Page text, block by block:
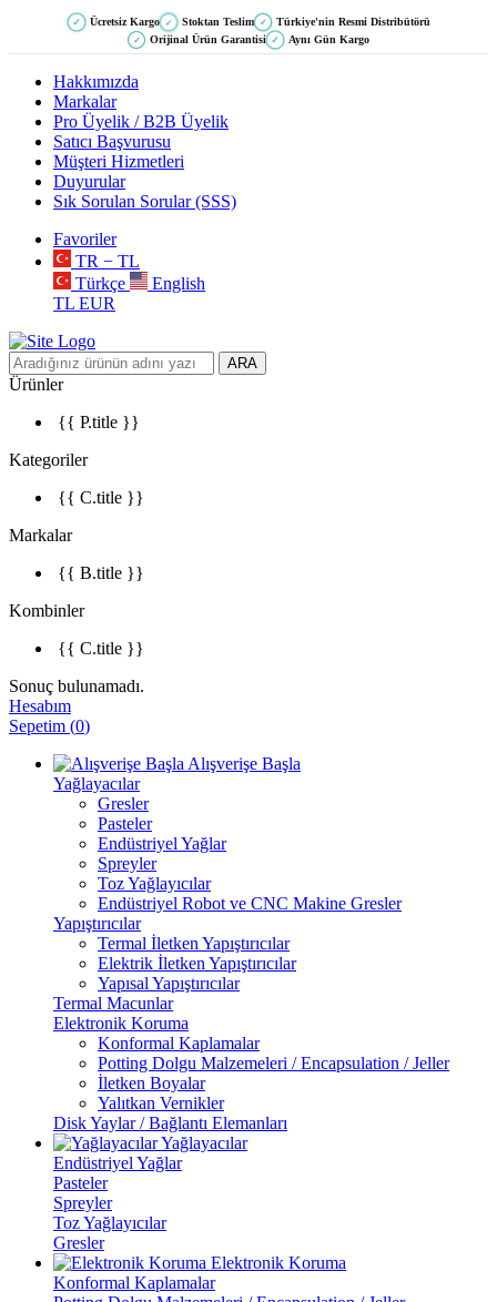
✓ Ücretsiz Kargo ✓ Stoktan Teslim ✓ Türkiye'nin Resmi Distribütörü
✓ Orijinal Ürün Garantisi ✓ Aynı Gün Kargo
Hakkımızda
Markalar
Pro Üyelik / B2B Üyelik
Satıcı Başvurusu
Müşteri Hizmetleri
Duyurular
Sık Sorulan Sorular (SSS)
Favoriler
TR − TL
Türkçe
English
TL EUR
ARA
Ürünler
{{ P.title }}
Kategoriler
{{ C.title }}
Markalar
{{ B.title }}
Kombinler
{{ C.title }}
Sonuç bulunamadı.
Hesabım
Sepetim (0)
Alışverişe Başla
Yağlayacılar
Gresler
Pasteler
Endüstriyel Yağlar
Spreyler
Toz Yağlayıcılar
Endüstriyel Robot ve CNC Makine Gresler
Yapıştırıcılar
Termal İletken Yapıştırıcılar
Elektrik İletken Yapıştırıcılar
Yapısal Yapıştırıcılar
Termal Macunlar
Elektronik Koruma
Konformal Kaplamalar
Potting Dolgu Malzemeleri / Encapsulation / Jeller
İletken Boyalar
Yalıtkan Vernikler
Disk Yaylar / Bağlantı Elemanları
Yağlayacılar
Endüstriyel Yağlar
Pasteler
Spreyler
Toz Yağlayıcılar
Gresler
Elektronik Koruma
Konformal Kaplamalar